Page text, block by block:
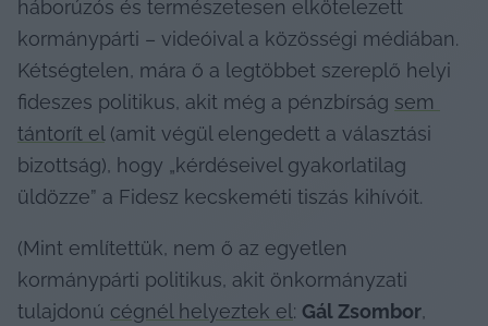
háborúzós és természetesen elkötelezett
kormánypárti – videóival a közösségi médiában.
Kétségtelen, mára ő a legtöbbet szereplő helyi
fideszes politikus, akit még a pénzbírság sem
tántorít el (amit végül elengedett a választási
bizottság), hogy „kérdéseivel gyakorlatilag
üldözze” a Fidesz kecskeméti tiszás kihívóit.
(Mint említettük, nem ő az egyetlen
kormánypárti politikus, akit önkormányzati
tulajdonú cégnél helyeztek el: Gál Zsombor